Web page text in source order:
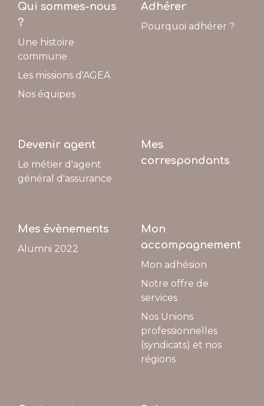
Qui sommes-nous
?
Une histoire
commune
Les missions d'AGEA
Nos équipes
Adhérer
Pourquoi adhérer ?
Devenir agent
Le métier d'agent
général d'assurance
Mes
correspondants
Mes évènements
Alumni 2022
Mon
accompagnement
Mon adhésion
Notre offre de
services
Nos Unions
professionnelles
(syndicats) et nos
régions